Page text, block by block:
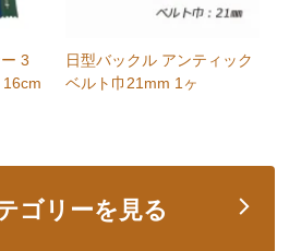
3
日型バックル アンティック
ベルト巾21mm 1ヶ
ゴリーを見る